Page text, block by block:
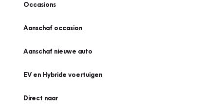
Occasions
Aanschaf occasion
Aanschaf nieuwe auto
EV en Hybride voertuigen
Direct naar